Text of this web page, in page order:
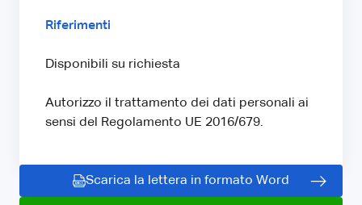
Riferimenti
Disponibili su richiesta
Autorizzo il trattamento dei dati personali ai
sensi del Regolamento UE 2016/679.
Scarica la lettera in formato Word